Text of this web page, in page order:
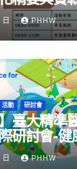
PHHW
活動 研討會
臺大精準
研討會-健
PHHW